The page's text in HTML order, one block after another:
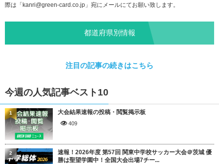
際は「kanri@green-card.co.jp 」宛にメールにてお願い致します。
都道府県別情報
注目の記事の続きはこちら
今週の人気記事ベスト10
大会結果速報の投稿・閲覧掲示板
409
1
速報！2026年度 第57回 関東中学校サッカー大会＠茨城 優
勝は聖望学園中！全国大会出場7チー...
2